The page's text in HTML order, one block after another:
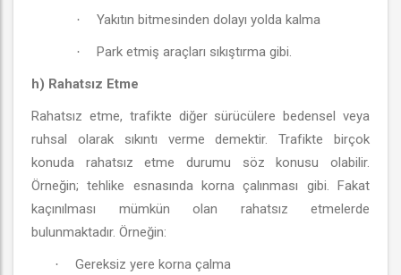
· Yakıtın bitmesinden dolayı yolda kalma
·
Park etmiş araçları sıkıştırma gibi.
h) Rahatsız Etme
Rahatsız etme, trafikte diğer sürücülere bedensel veya
ruhsal olarak sıkıntı verme demektir. Trafikte birçok
konuda rahatsız etme durumu söz konusu olabilir.
Örneğin; tehlike esnasında korna çalınması gibi. Fakat
kaçınılması mümkün olan rahatsız etmelerde
bulunmaktadır. Örneğin:
· Gereksiz yere korna çalma